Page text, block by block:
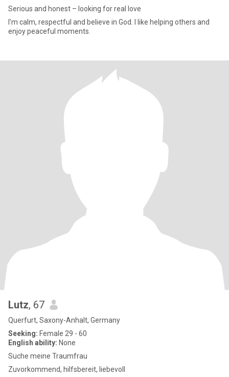
Serious and honest – looking for real love
I'm calm, respectful and believe in God. I like helping others and
enjoy peaceful moments.
Lutz, 67
Querfurt, Saxony-Anhalt, Germany
Seeking: Female 29 - 60
English ability: None
Suche meine Traumfrau
Zuvorkommend, hilfsbereit, liebevoll